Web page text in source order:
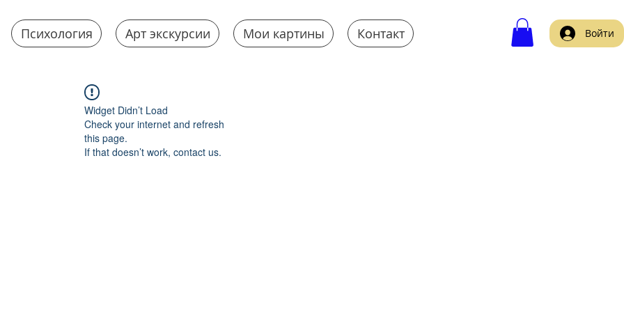
Психология Арт экскурсии Мои картины Контакт Войти
Widget Didn’t Load
Check your internet and refresh
this page.
If that doesn’t work, contact us.